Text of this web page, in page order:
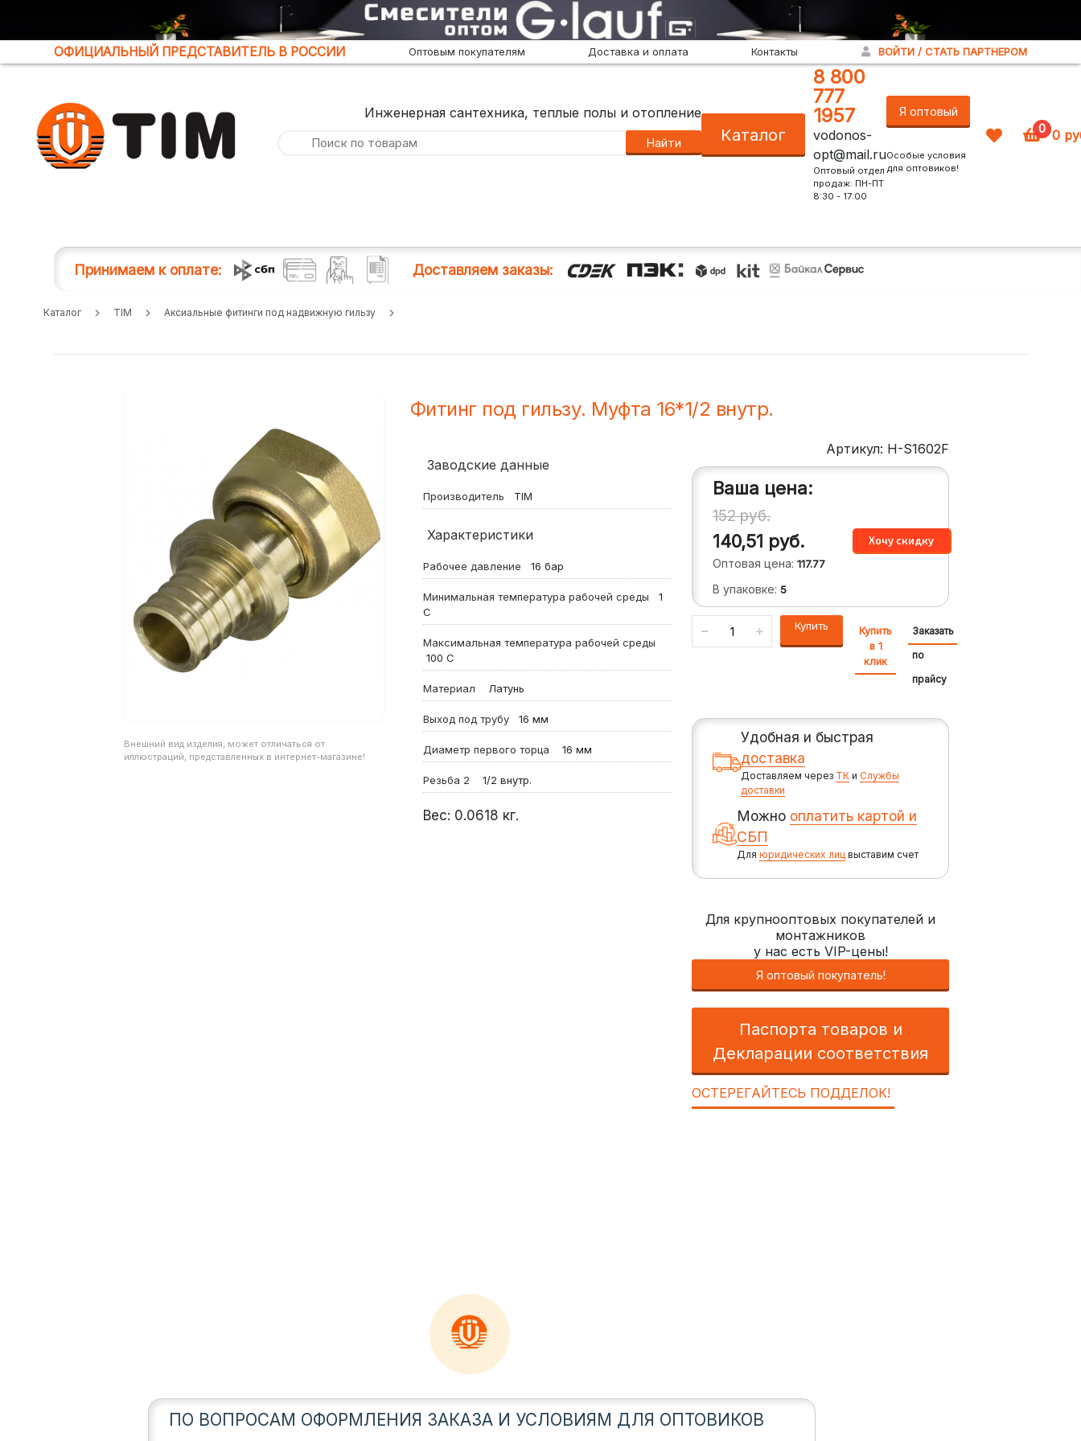
ОФИЦИАЛЬНЫЙ ПРЕДСТАВИТЕЛЬ В РОССИИ Оптовым покупателям Доставка и оплата Контакты ВОЙТИ / СТАТЬ ПАРТНЕРОМ
Инженерная сантехника, теплые полы и отопление
Найти Каталог
8 800
777
1957
vodonos-
opt@mail.ru
Оптовый отдел
продаж: ПН-ПТ
8:30 - 17:00
Я оптовый
Особые условия
для оптовиков!
0 0
Принимаем к оплате: Доставляем заказы:
Каталог TIM Аксиальные фитинги под надвижную гильзу
Внешний вид изделия, может отличаться от
иллюстраций, представленных в интернет-магазине!
Фитинг под гильзу. Муфта 16*1/2 внутр.
Заводские данные
Производитель TIM
Характеристики
Рабочее давление 16 бар
Минимальная температура рабочей среды
1
С
Максимальная температура рабочей среды
100 С
Материал Латунь
Выход под трубу 16 мм
Диаметр первого торца 16 мм
Резьба 2 1/2 внутр.
Вес: 0.0618 кг.
Артикул: H-S1602F
Ваша цена:
152руб.
140,51 руб.
Оптовая цена:117.77
В упаковке: 5
Купить
Купить
в 1
клик
Заказать
по
прайсу
Удобная и быстрая
доставка
Доставляем через ТКи Службы
доставки
Можно оплатить картой и
СБП
Для юридических лицвыставим счет
Для крупнооптовых покупателей и
монтажников
у нас есть VIP-цены!
Я оптовый покупатель!
Паспорта товаров и
Декларации соответствия
ОСТЕРЕГАЙТЕСЬ ПОДДЕЛОК!
ПО ВОПРОСАМ ОФОРМЛЕНИЯ ЗАКАЗА И УСЛОВИЯМ ДЛЯ ОПТОВИКОВ